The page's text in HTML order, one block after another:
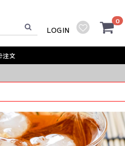
LOGIN
0
注文